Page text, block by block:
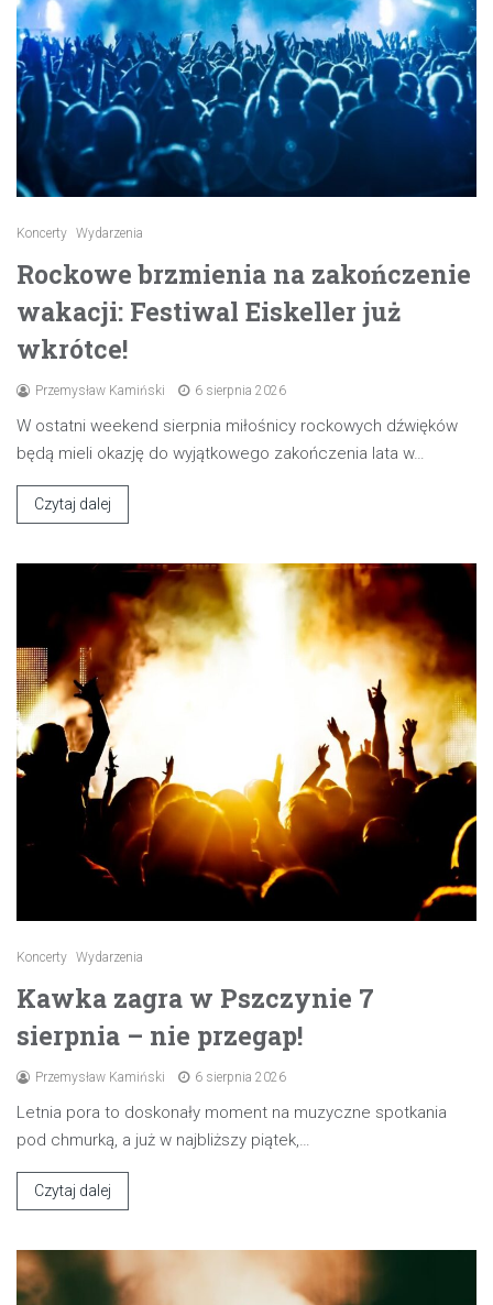
Koncerty Wydarzenia
Rockowe brzmienia na zakończenie
wakacji: Festiwal Eiskeller już
wkrótce!
Przemysław Kamiński 6 sierpnia 2026
W ostatni weekend sierpnia miłośnicy rockowych dźwięków
będą mieli okazję do wyjątkowego zakończenia lata w…
Czytaj dalej
Koncerty Wydarzenia
Kawka zagra w Pszczynie 7
sierpnia – nie przegap!
Przemysław Kamiński 6 sierpnia 2026
Letnia pora to doskonały moment na muzyczne spotkania
pod chmurką, a już w najbliższy piątek,…
Czytaj dalej